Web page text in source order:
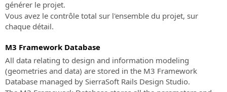
Rails
Logiciel
BIM
la
conception
de
voies
Cours
en
ligne
direct
et
en
différé
générer le projet.
Vous avez le contrôle total sur l'ensemble du projet, sur
chaque détail.
M3 Framework Database
All data relating to design and information modeling
(geometries and data) are stored in the M3 Framework
Database managed by SierraSoft Rails Design Studio.